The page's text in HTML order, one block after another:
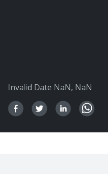
Invalid Date NaN, NaN